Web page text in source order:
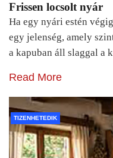
Frissen locsolt nyár
Ha egy nyári estén
egy jelenség, amely
a kapuban áll slaggal a
Read More
TIZENHETEDIK